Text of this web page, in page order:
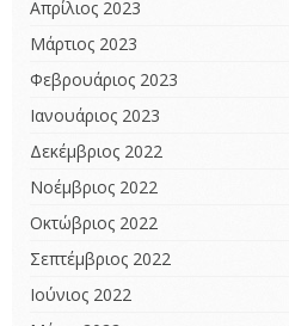
Απρίλιος 2023
Μάρτιος 2023
Φεβρουάριος 2023
Ιανουάριος 2023
Δεκέμβριος 2022
Νοέμβριος 2022
Οκτώβριος 2022
Σεπτέμβριος 2022
Ιούνιος 2022